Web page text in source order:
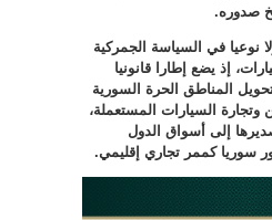
صدوره.
نوعيا في السياسة الجمركية
إذ يضع إطارا قانونيا
المناطق الحرة السورية
وتجارة السيارات المستعملة،
إلى أسواق الدول
سوريا كممر تجاري إقليمي.